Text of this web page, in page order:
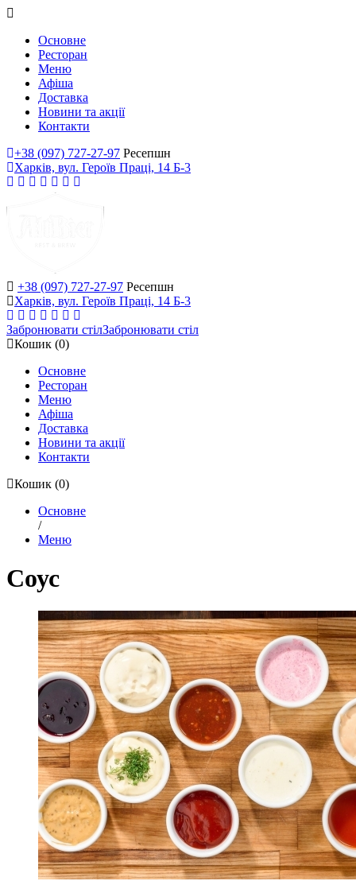
Основне
Ресторан
Меню
Афіша
Доставка
Новини та акції
Контакти
+38 (097) 727-27-97 Ресепшн
Харків, вул. Героїв Праці, 14 Б-3
+38 (097) 727-27-97 Ресепшн
Харків, вул. Героїв Праці, 14 Б-3
Забронювати стілЗабронювати стіл
Кошик (0)
Основне
Ресторан
Меню
Афіша
Доставка
Новини та акції
Контакти
Кошик (0)
Основне
/
Меню
Соус